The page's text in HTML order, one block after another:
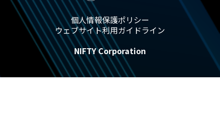
個人情報保護ポリシー
ウェブサイト利用ガイドライン
NIFTY Corporation